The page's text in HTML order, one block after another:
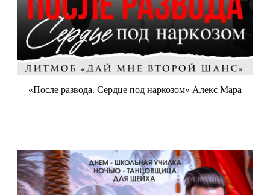
«После развода. Сердце под наркозом» Алекс Мара